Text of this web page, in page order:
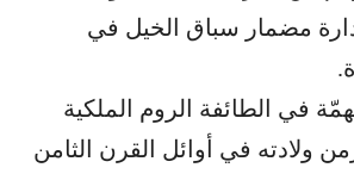
ادارة مضمار سباق الخيل في
في الطائفة الروم الملكية
ولادته في أوائل القرن الثامن